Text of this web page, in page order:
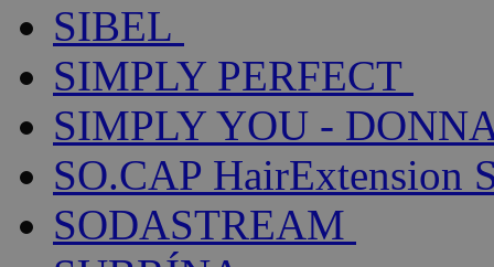
SIBEL
SIMPLY PERFECT
SIMPLY YOU -
SO.CAP HairExtension
SODASTREAM